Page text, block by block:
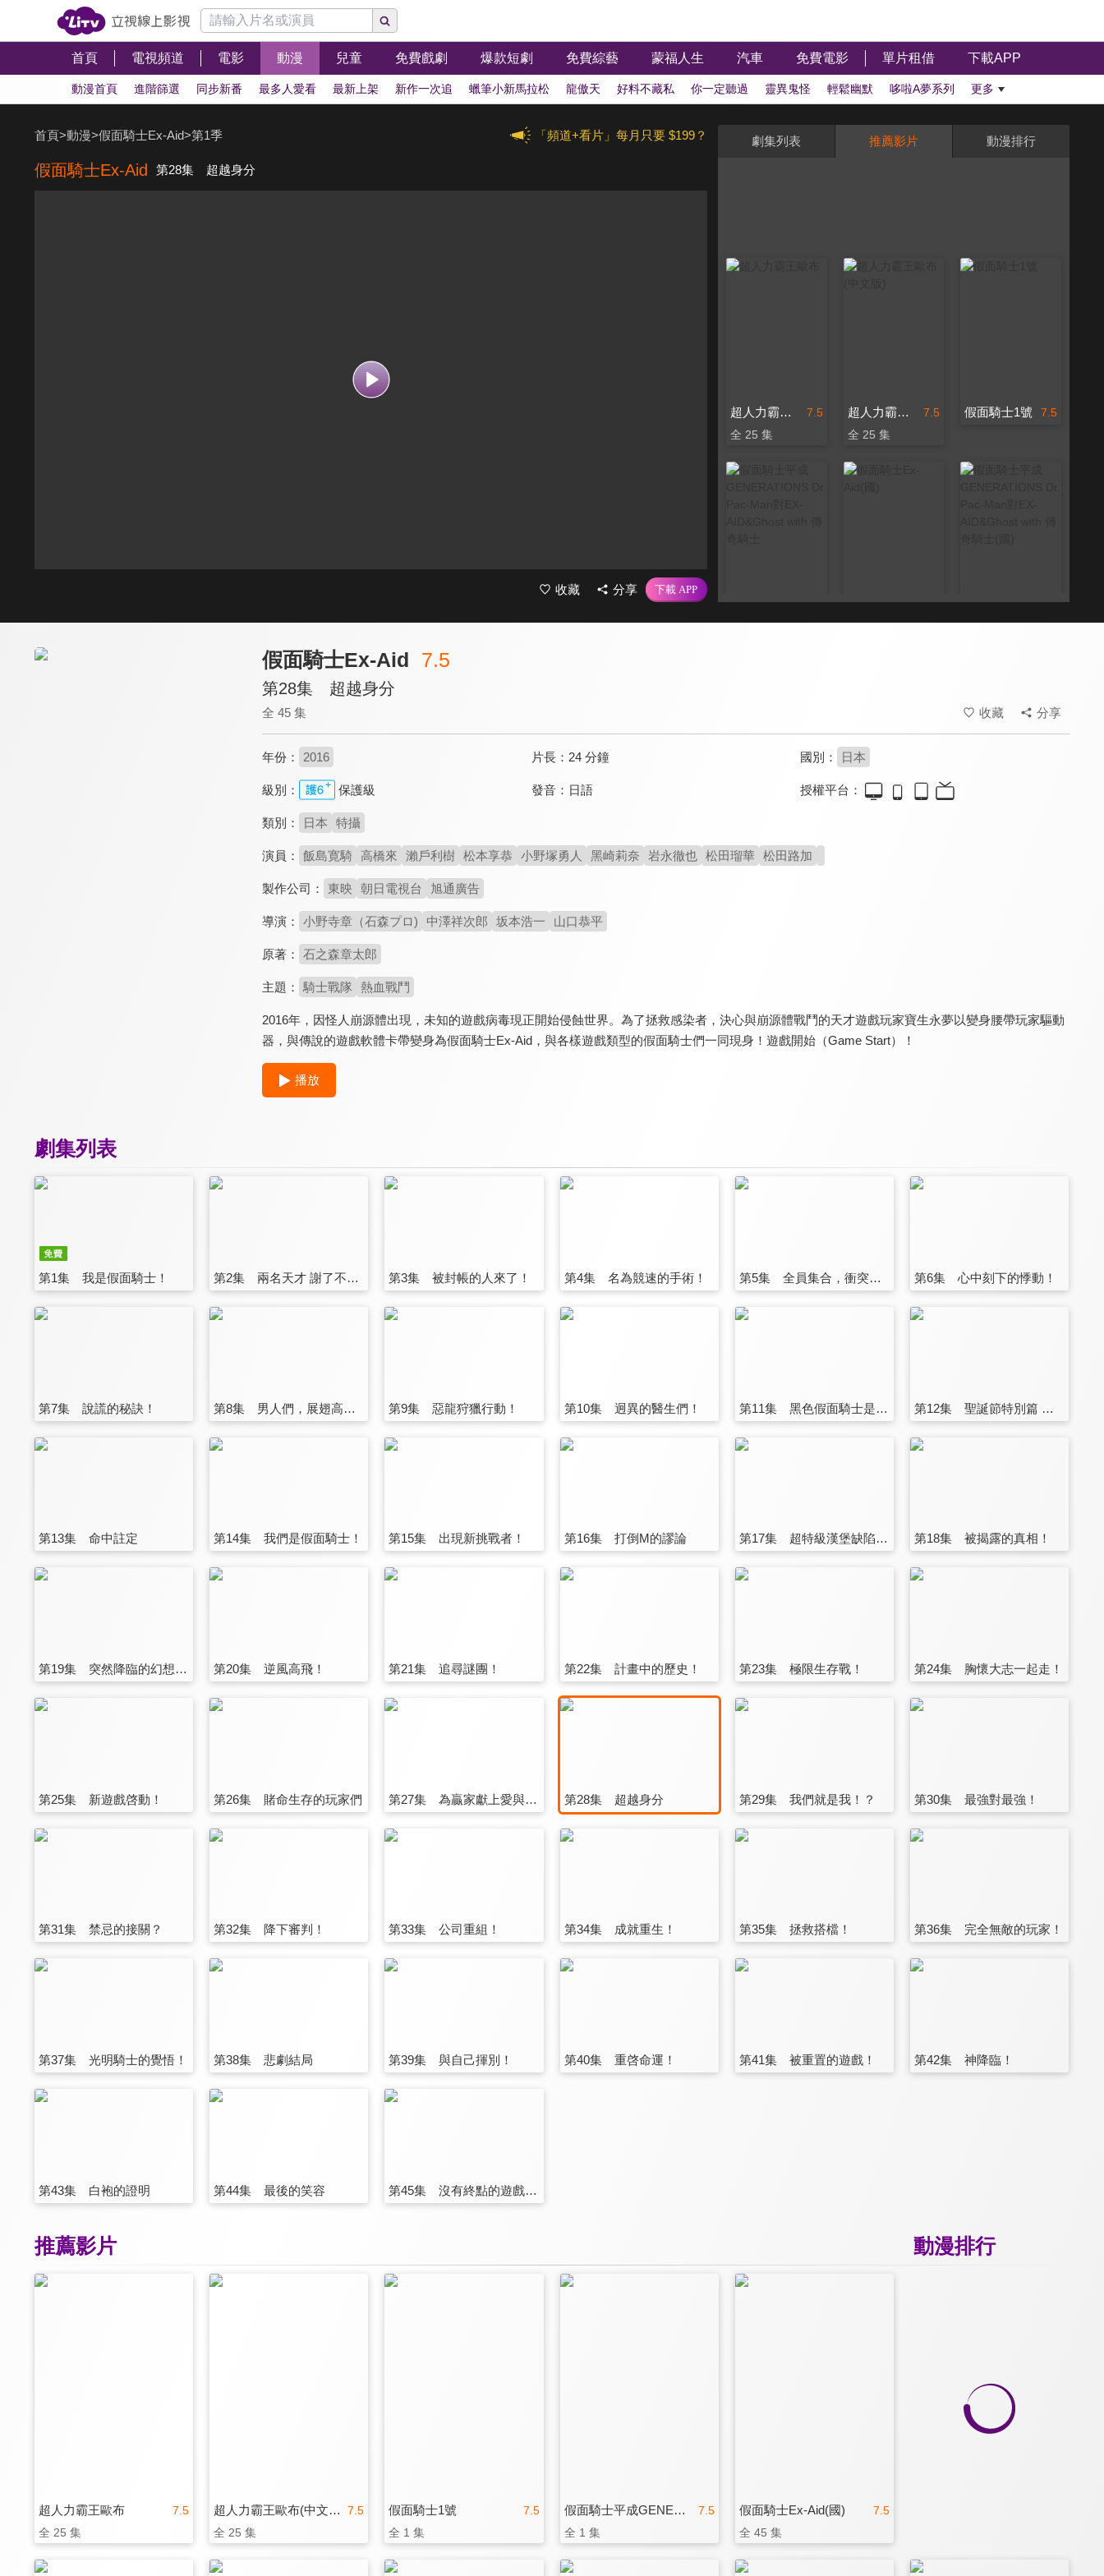
首頁 電視頻道 電影 動漫 兒童 免費戲劇 爆款短劇 免費綜藝 蒙福人生 汽車 免費電影 單片租借 下載APP
動漫首頁 進階篩選 同步新番 最多人愛看 最新上架 新作一次追 蠟筆小新馬拉松 龍傲天 好料不藏私 你一定聽過 靈異鬼怪 輕鬆幽默 哆啦A夢系列 更多
「頻道+看片」每月只要 $199？
首頁>動漫>假面騎士Ex-Aid>第1季
假面騎士Ex-Aid 第28集 超越身分
收藏 分享
劇集列表 推薦影片 動漫排行
7.5
超人力霸王歐布
全 25 集
7.5
超人力霸王歐布(中文版)
全 25 集
7.5
假面騎士1號
全 25 集
7.5
超人力霸王大河(中文版)
全 25 集
7.5
超人力霸王歐布劇場版 請賜予我羈絆的力量！ 7.5
超人力霸王歐布劇場版 請賜予我羈絆的力量！(中文版)
假面騎士Ex-Aid 7.5
第28集 超越身分
全 45 集 收藏 分享
年份： 2016 片長： 24 分鐘 國別： 日本
級別： 保護級 發音： 日語 授權平台：
類別： 日本 特攝
演員： 飯島寛騎 高橋來 瀨戶利樹 松本享恭 小野塚勇人 黑崎莉奈 岩永徹也 松田瑠華 松田路加
製作公司： 東映 朝日電視台 旭通廣告
導演： 小野寺章（石森プロ) 中澤祥次郎 坂本浩一 山口恭平
原著： 石之森章太郎
主題： 騎士戰隊 熱血戰鬥
2016年，因怪人崩源體出現，未知的遊戲病毒現正開始侵蝕世界。為了拯救感染者，決心與崩源體戰鬥的天才遊戲玩家寶生永夢以變身腰帶玩家驅動
器，與傳說的遊戲軟體卡帶變身為假面騎士Ex-Aid，與各樣遊戲類型的假面騎士們一同現身！遊戲開始（Game Start）！
播放
劇集列表
第1集 我是假面騎士！ 第2集 兩名天才 謝了不用？ 第3集 被封帳的人來了！ 第4集 名為競速的手術！ 第5集 全員集合，衝突爆發！ 第6集 心中刻下的悸動！
第7集 說謊的秘訣！ 第8集 男人們，展翅高飛！ 第9集 惡龍狩獵行動！ 第10集 迥異的醫生們！ 第11集 黑色假面騎士是誰？ 第12集 聖誕節特別篇 被盯上的白銀聖誕！
第13集 命中註定 第14集 我們是假面騎士！ 第15集 出現新挑戰者！ 第16集 打倒M的謬論 第17集 超特級漢堡缺陷者？ 第18集 被揭露的真相！
第19集 突然降臨的幻想！？ 第20集 逆風高飛！ 第21集 追尋謎團！ 第22集 計畫中的歷史！ 第23集 極限生存戰！ 第24集 胸懷大志一起走！
第25集 新遊戲啓動！ 第26集 賭命生存的玩家們 第27集 為贏家獻上愛與和平！ 第28集 超越身分 第29集 我們就是我！？ 第30集 最強對最強！
第31集 禁忌的接關？ 第32集 降下審判！ 第33集 公司重組！ 第34集 成就重生！ 第35集 拯救搭檔！ 第36集 完全無敵的玩家！
第37集 光明騎士的覺悟！ 第38集 悲劇結局 第39集 與自己揮別！ 第40集 重啓命運！ 第41集 被重置的遊戲！ 第42集 神降臨！
第43集 白袍的證明 第44集 最後的笑容 第45集 沒有終點的遊戲(完)
動漫排行
推薦影片
7.5
超人力霸王歐布
全 25 集
7.5
超人力霸王歐布(中文版)
全 25 集
7.5
假面騎士1號
全 1 集
7.5
假面騎士平成GENERATIONS Dr. Pac-Man對EX-AID&Ghost with 傳奇騎士
全 1 集
7.5
假面騎士Ex-Aid(國)
全 45 集